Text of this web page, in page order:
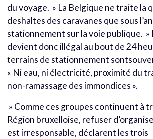
du voyage. » La Belgique ne traite la
deshaltes des caravanes que sous
stationnement sur la voie publique. »
devient donc illégal au bout de 24
terrains de stationnement
« Ni eau, ni électricité, proximité du
non-ramassage des immondices ».
» Comme ces groupes continuent à
Région bruxelloise, refuser
est irresponsable, déclarent les trois